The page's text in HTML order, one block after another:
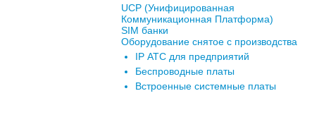
UCP (Унифицированная
Коммуникационная Платформа)
SIM банки
Оборудование снятое с производства
IP АТС для предприятий
Беспроводные платы
Встроенные системные платы